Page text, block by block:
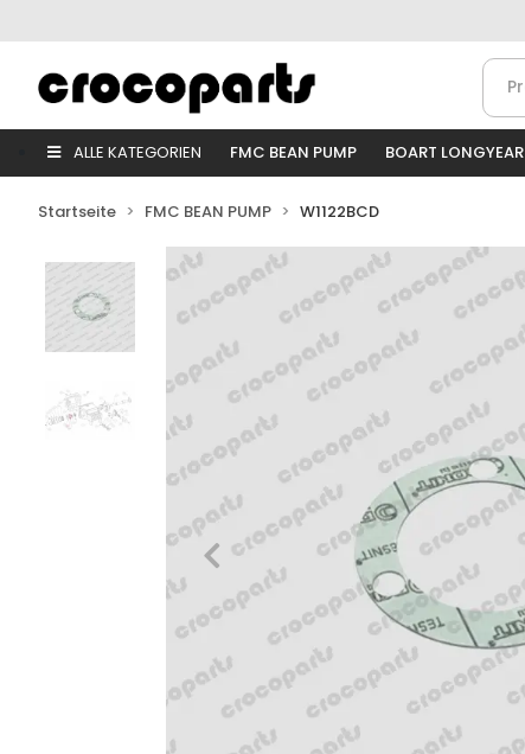
ALLE KATEGORIEN FMC BEAN PUMP BOART LONGYEAR
Startseite FMC BEAN PUMP W1122BCD